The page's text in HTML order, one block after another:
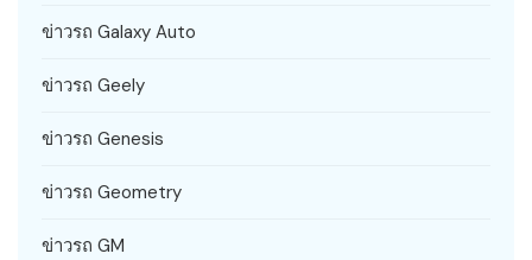
ข่าวรถ Galaxy Auto
ข่าวรถ Geely
ข่าวรถ Genesis
ข่าวรถ Geometry
ข่าวรถ GM